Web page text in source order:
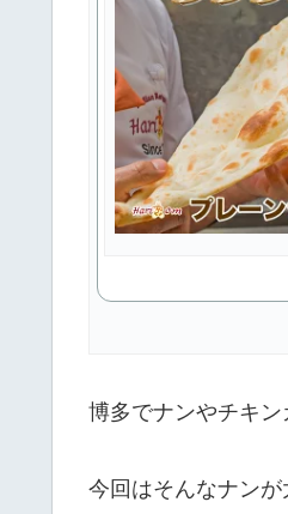
博多でナンやチキ
今回はそんなナン